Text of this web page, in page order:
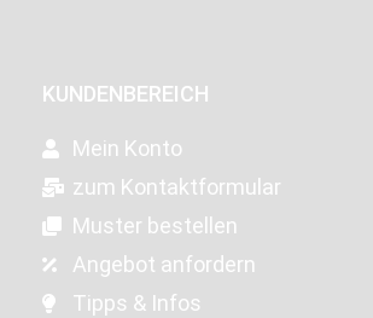
KUNDENBEREICH
Mein Konto
zum Kontaktformular
Muster bestellen
Angebot anfordern
Tipps & Infos